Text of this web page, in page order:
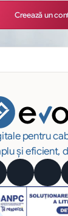
Creează un
pentru
și eficient,